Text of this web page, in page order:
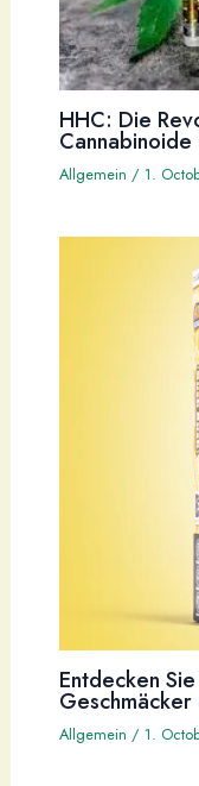
HHC: Die
Cannabinoide
Allgemein / 1.
Entdecken
Allgemein / 1.